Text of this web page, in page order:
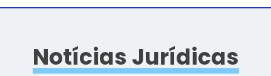
Notícias Jurídicas